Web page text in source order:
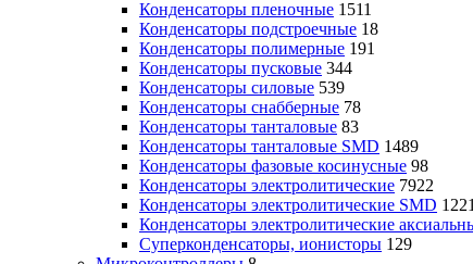
Конденсаторы пленочные 1511
Конденсаторы подстроечные 18
Конденсаторы полимерные 191
Конденсаторы пусковые 344
Конденсаторы силовые 539
Конденсаторы снабберные 78
Конденсаторы танталовые 83
Конденсаторы танталовые SMD 1489
Конденсаторы фазовые косинусные 98
Конденсаторы электролитические 7922
Конденсаторы электролитические SMD 1221
Конденсаторы электролитические
Суперконденсаторы, ионисторы 129